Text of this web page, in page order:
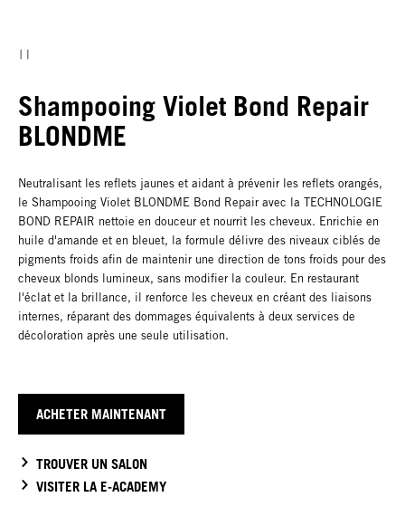
Shampooing Violet Bond Repair
BLONDME
Neutralisant les reflets jaunes et aidant à prévenir les reflets orangés,
le Shampooing Violet BLONDME Bond Repair avec la TECHNOLOGIE
BOND REPAIR nettoie en douceur et nourrit les cheveux. Enrichie en
huile d'amande et en bleuet, la formule délivre des niveaux ciblés de
pigments froids afin de maintenir une direction de tons froids pour des
cheveux blonds lumineux, sans modifier la couleur. En restaurant
l'éclat et la brillance, il renforce les cheveux en créant des liaisons
internes, réparant des dommages équivalents à deux services de
décoloration après une seule utilisation.
ACHETER MAINTENANT
TROUVER UN SALON
VISITER LA E-ACADEMY